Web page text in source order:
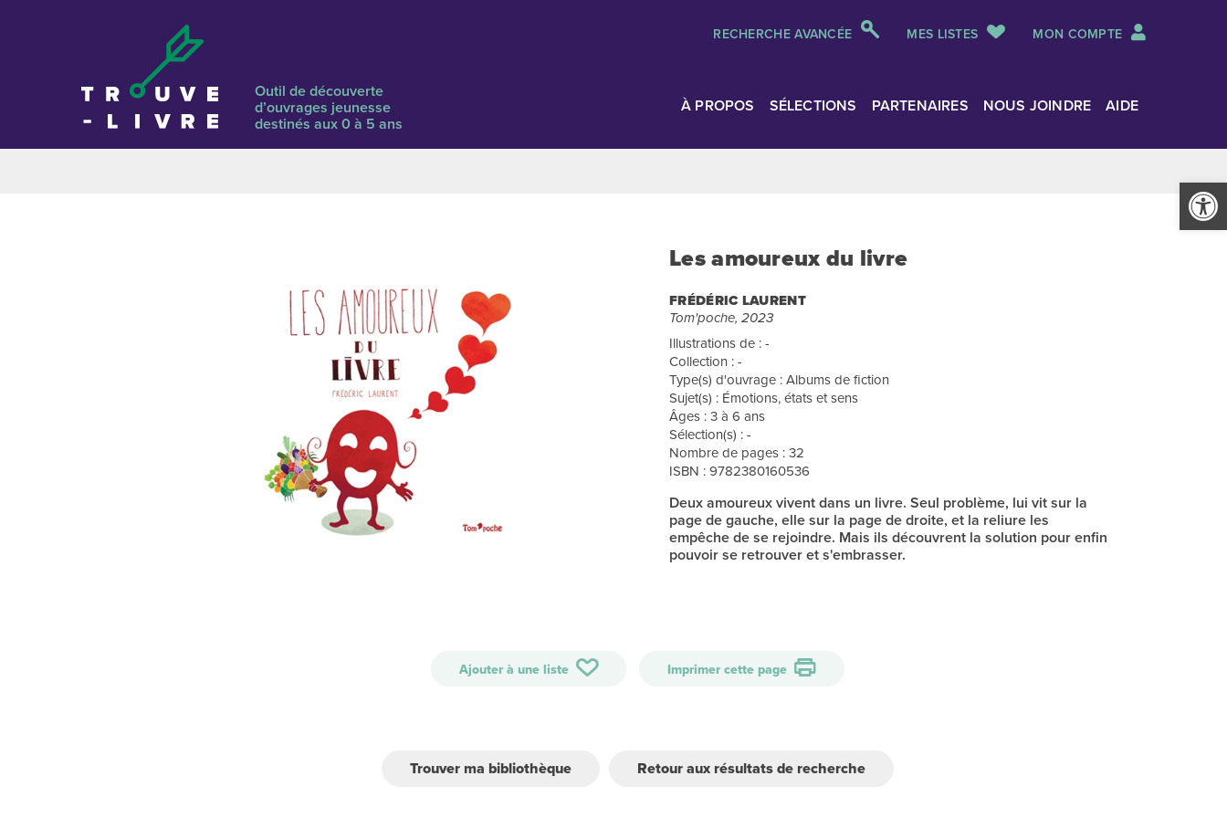
Ouvrir
RECHERCHE AVANCÉE MES LISTES MON COMPTE
Outil de découverte
d’ouvrages jeunesse
destinés aux 0 à 5 ans
À PROPOS SÉLECTIONS PARTENAIRES NOUS JOINDRE AIDE
Les amoureux du livre
FRÉDÉRIC LAURENT
Tom'poche, 2023
Illustrations de : -
Collection : -
Type(s) d'ouvrage : Albums de fiction
Sujet(s) : Émotions, états et sens
Âges : 3 à 6 ans
Sélection(s) : -
Nombre de pages : 32
ISBN : 9782380160536
Deux amoureux vivent dans un livre. Seul problème, lui vit sur la
page de gauche, elle sur la page de droite, et la reliure les
empêche de se rejoindre. Mais ils découvrent la solution pour enfin
pouvoir se retrouver et s'embrasser.
Ajouter à une liste Imprimer cette page
Trouver ma bibliothèque Retour aux résultats de recherche